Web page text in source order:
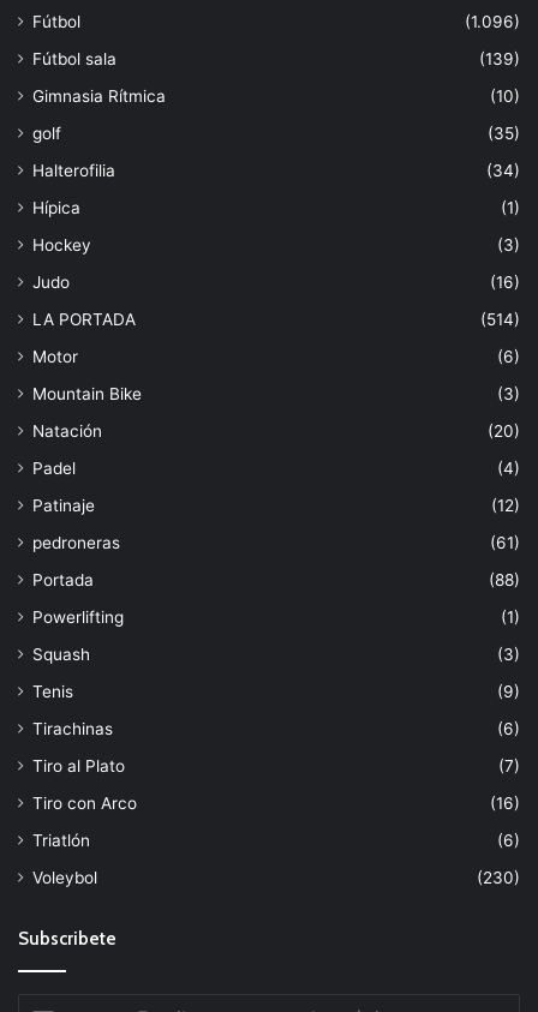
Fútbol
(1.096)
Fútbol sala
(139)
Gimnasia Rítmica
(10)
golf
(35)
Halterofilia
(34)
Hípica
(1)
Hockey
(3)
Judo
(16)
LA PORTADA
(514)
Motor
(6)
Mountain Bike
(3)
Natación
(20)
Padel
(4)
Patinaje
(12)
pedroneras
(61)
Portada
(88)
Powerlifting
(1)
Squash
(3)
Tenis
(9)
Tirachinas
(6)
Tiro al Plato
(7)
Tiro con Arco
(16)
Triatlón
(6)
Voleybol
(230)
Subscribete